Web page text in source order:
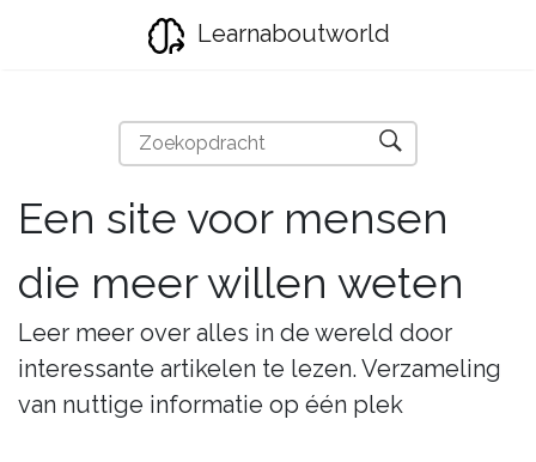
Learnaboutworld
Een site voor mensen
die meer willen weten
Leer meer over alles in de wereld door
interessante artikelen te lezen. Verzameling
van nuttige informatie op één plek